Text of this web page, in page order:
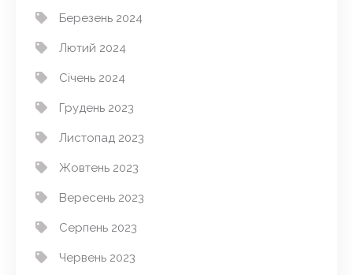
Березень 2024
Лютий 2024
Січень 2024
Грудень 2023
Листопад 2023
Жовтень 2023
Вересень 2023
Серпень 2023
Червень 2023